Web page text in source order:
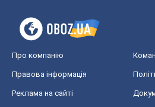
Про компанію
Правова інформація
Реклама на сайті